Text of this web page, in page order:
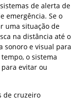
de alerta de
emergência. Se o
uma situação de
na distância até o
sonoro e visual para
o sistema
evitar ou
de cruzeiro